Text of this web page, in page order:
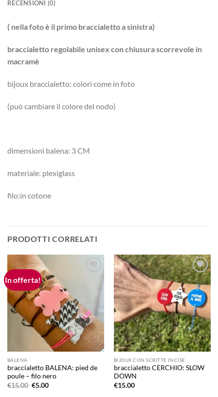
RECENSIONI (0)
( nella foto è il primo braccialetto a sinistra)
braccialetto regolabile unisex con chiusura scorrevole in
macramè
bijoux braccialetto: colori come in foto
(può cambiare il colore del nodo)
dimensioni balena: 3 CM
materiale: plexiglass
filo:in cotone
PRODOTTI CORRELATI
In offerta!
desideri
BALENA
braccialetto BALENA: pied de
poule – filo nero
€15.00 Il
€5.00Il
Aggiungi
alla lista
dei
desideri
BIJOUX CON SCRITTE INCISE
braccialetto CERCHIO: SLOW
DOWN
€15.00